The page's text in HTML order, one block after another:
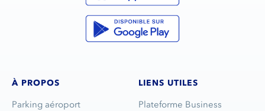
À PROPOS
Parking aéroport
LIENS UTILES
Plateforme Business